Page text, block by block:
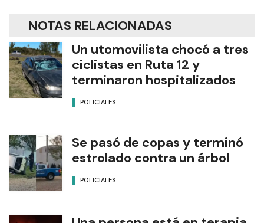
NOTAS RELACIONADAS
Un utomovilista chocó a tres
ciclistas en Ruta 12 y
terminaron hospitalizados
POLICIALES
Se pasó de copas y terminó
estrolado contra un árbol
POLICIALES